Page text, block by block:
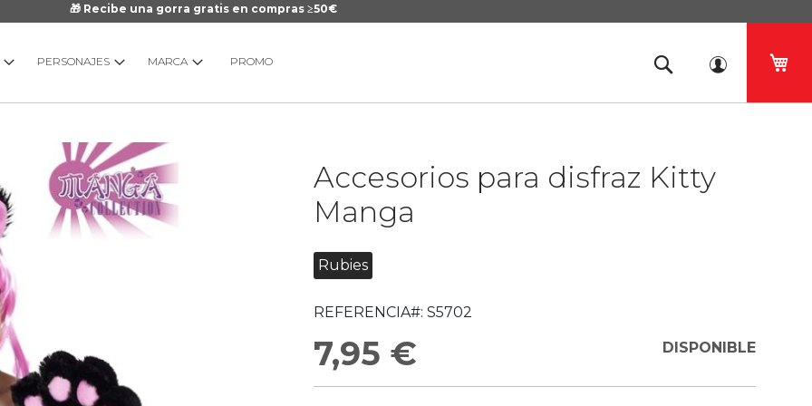
🎁 Recibe una gorra gratis en compras ≥50€
PERSONAJES MARCA PROMO
Accesorios para disfraz Kitty
Manga
Rubies
REFERENCIA#: S5702
7,95 € DISPONIBLE
galería
imágenes